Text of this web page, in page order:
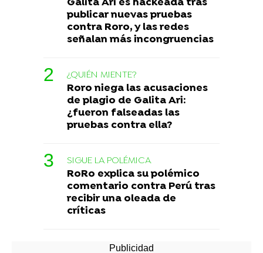
Galita Ari es hackeada tras
publicar nuevas pruebas
contra Roro, y las redes
señalan más incongruencias
¿QUIÉN MIENTE?
Roro niega las acusaciones
de plagio de Galita Ari:
¿fueron falseadas las
pruebas contra ella?
SIGUE LA POLÉMICA
RoRo explica su polémico
comentario contra Perú tras
recibir una oleada de
críticas